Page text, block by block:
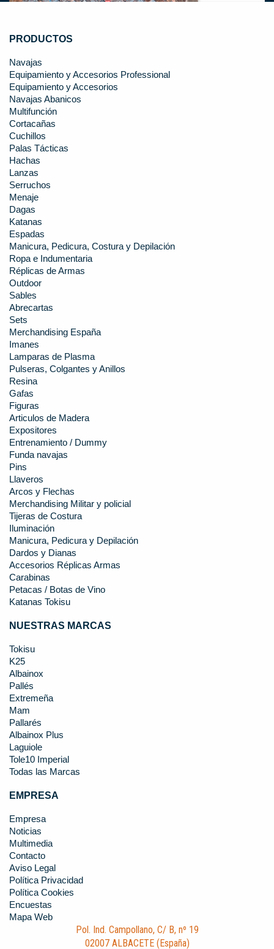
PRODUCTOS
Navajas
Equipamiento y Accesorios Professional
Equipamiento y Accesorios
Navajas Abanicos
Multifunción
Cortacañas
Cuchillos
Palas Tácticas
Hachas
Lanzas
Serruchos
Menaje
Dagas
Katanas
Espadas
Manicura, Pedicura, Costura y Depilación
Ropa e Indumentaria
Réplicas de Armas
Outdoor
Sables
Abrecartas
Sets
Merchandising España
Imanes
Lamparas de Plasma
Pulseras, Colgantes y Anillos
Resina
Gafas
Figuras
Articulos de Madera
Expositores
Entrenamiento / Dummy
Funda navajas
Pins
Llaveros
Arcos y Flechas
Merchandising Militar y policial
Tijeras de Costura
Iluminación
Manicura, Pedicura y Depilación
Dardos y Dianas
Accesorios Réplicas Armas
Carabinas
Petacas / Botas de Vino
Katanas Tokisu
NUESTRAS MARCAS
Tokisu
K25
Albainox
Pallés
Extremeña
Mam
Pallarés
Albainox Plus
Laguiole
Tole10 Imperial
Todas las Marcas
EMPRESA
Empresa
Noticias
Multimedia
Contacto
Aviso Legal
Política Privacidad
Política Cookies
Encuestas
Mapa Web
Pol. Ind. Campollano, C/ B, nº 19
02007 ALBACETE (España)